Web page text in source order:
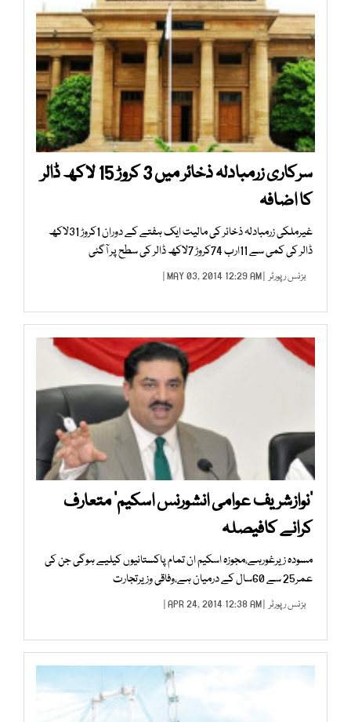
سرکاری زرمبادلہ ذخائر میں 3 کروڑ 15 لاکھ ڈالر
کا اضافہ
غیرملکی زرمبادلہ ذخائر کی مالیت ایک ہفتے کے دوران 1کروڑ 31لاکھ
ڈالر کی کمی سے 11ارب 74کروڑ 7لاکھ ڈالر کی سطح پر آگئی
بزنس رپورٹر | MAY 03, 2014 12:29 AM |
’نوازشریف عوامی انشورنس اسکیم‘ متعارف
کرانے کافیصلہ
مسودہ زیرغورہے،مجوزہ اسکیم ان تمام پاکستانیوں کیلیے ہوگی جن کی
عمر25 سے 60سال کے درمیان ہے،وفاقی وزیرتجارت
بزنس رپورٹر | APR 24, 2014 12:38 AM |